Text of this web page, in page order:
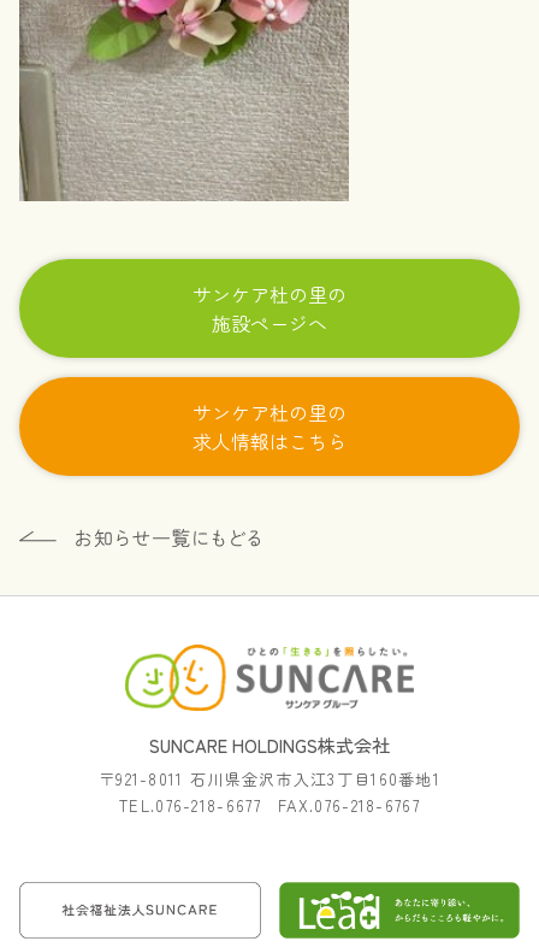
サンケア杜の里の
施設ページへ
サンケア杜の里の
求人情報はこちら
SUNCARE HOLDINGS株式会社
〒921-8011 石川県金沢市入江3丁目160番地1
TEL.076-218-6677 FAX.076-218-6767